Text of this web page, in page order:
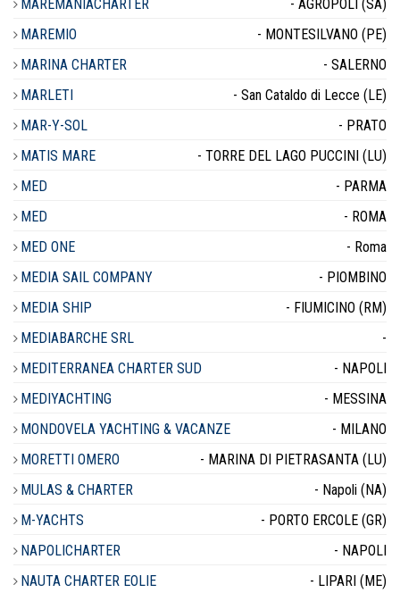
MAREMANIACHARTER
- AGROPOLI (SA)
MAREMIO
- MONTESILVANO (PE)
MARINA CHARTER
- SALERNO
MARLETI
- San Cataldo di Lecce (LE)
MAR-Y-SOL
- PRATO
MATIS MARE
- TORRE DEL LAGO PUCCINI (LU)
MED
- PARMA
MED
- ROMA
MED ONE
- Roma
MEDIA SAIL COMPANY
- PIOMBINO
MEDIA SHIP
- FIUMICINO (RM)
MEDIABARCHE SRL
-
MEDITERRANEA CHARTER SUD
- NAPOLI
MEDIYACHTING
- MESSINA
MONDOVELA YACHTING & VACANZE
- MILANO
MORETTI OMERO
- MARINA DI PIETRASANTA (LU)
MULAS & CHARTER
- Napoli (NA)
M-YACHTS
- PORTO ERCOLE (GR)
NAPOLICHARTER
- NAPOLI
NAUTA CHARTER EOLIE
- LIPARI (ME)